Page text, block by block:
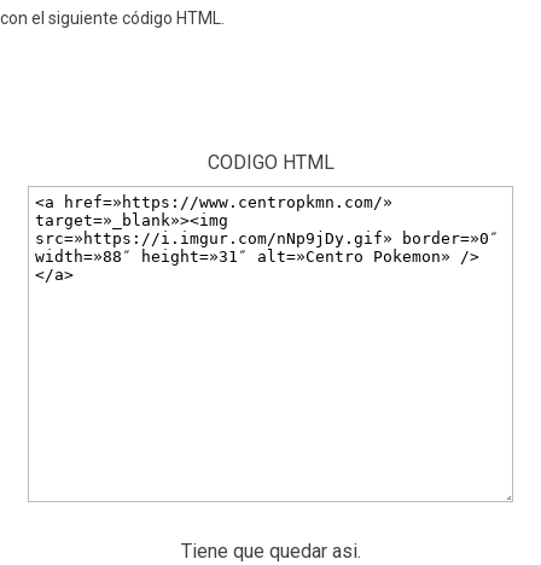
con el siguiente código HTML.
CODIGO HTML
Tiene que quedar asi.